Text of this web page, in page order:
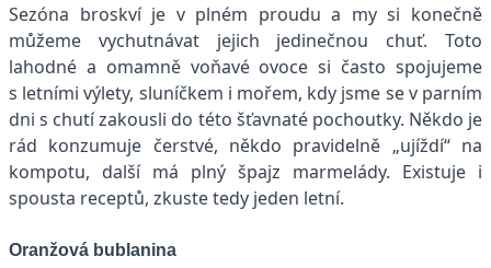
Sezóna broskví je v plném proudu a my si konečně
můžeme vychutnávat jejich jedinečnou chuť. Toto
lahodné a omamně voňavé ovoce si často spojujeme
s letními výlety, sluníčkem i mořem, kdy jsme se v parním
dni s chutí zakousli do této šťavnaté pochoutky. Někdo je
rád konzumuje čerstvé, někdo pravidelně „ujíždí“ na
kompotu, další má plný špajz marmelády. Existuje i
spousta receptů, zkuste tedy jeden letní.
Oranžová bublanina